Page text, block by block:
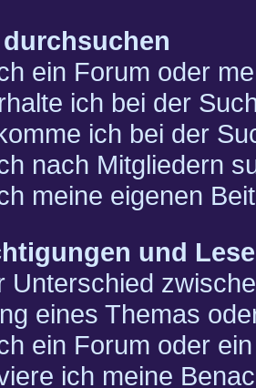
ein Forum oder
ich bei der
ich bei der
nach Mitgliedern
meine eigenen
und
Unterschied
eines Themas
ein Forum oder
ich meine